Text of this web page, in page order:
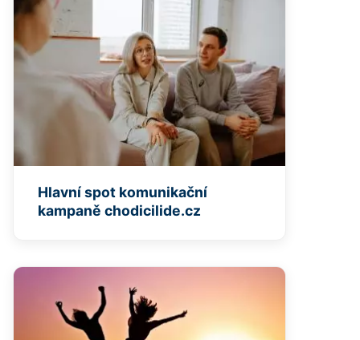
Hlavní spot komunikační
kampaně chodicilide.cz